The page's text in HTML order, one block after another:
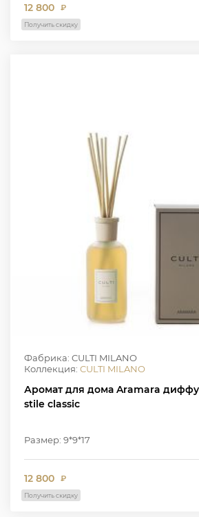
12 800 ₽
Получить скидку
Фабрика: CULTI MILANO
Коллекция: CULTI MILANO
Аромат для дома Aramara
stile classic
Размер: 9*9*17
12 800 ₽
Получить скидку